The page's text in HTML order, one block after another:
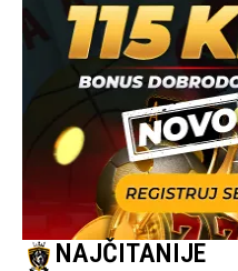
NAJČITANIJE